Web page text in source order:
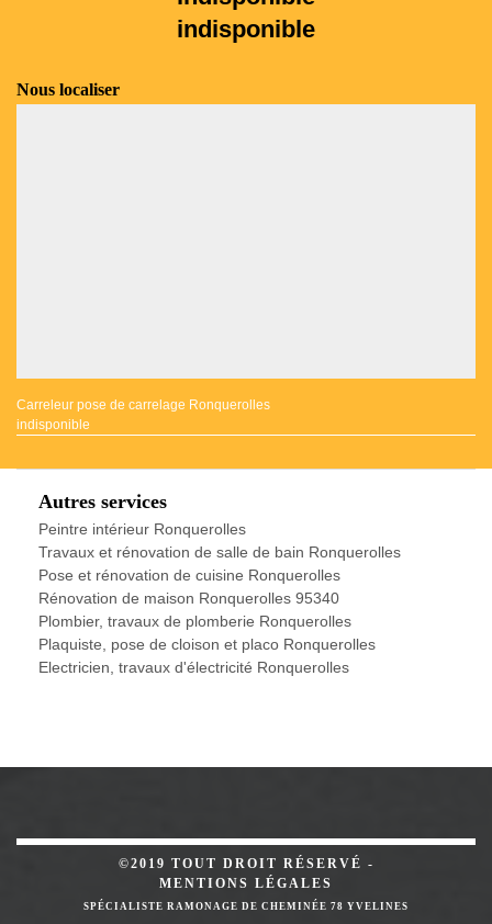
indisponible
Nous localiser
Carreleur pose de carrelage Ronquerolles
indisponible
Autres services
Peintre intérieur Ronquerolles
Travaux et rénovation de salle de bain Ronquerolles
Pose et rénovation de cuisine Ronquerolles
Rénovation de maison Ronquerolles 95340
Plombier, travaux de plomberie Ronquerolles
Plaquiste, pose de cloison et placo Ronquerolles
Electricien, travaux d'électricité Ronquerolles
©2019 TOUT DROIT RÉSERVÉ -
MENTIONS LÉGALES
SPÉCIALISTE RAMONAGE DE CHEMINÉE 78 YVELINES